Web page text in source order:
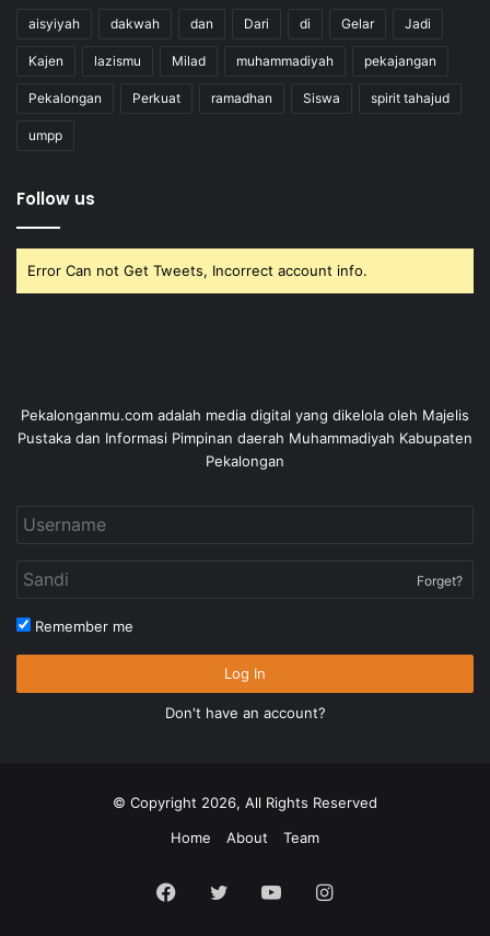
aisyiyah dakwah dan Dari di Gelar Jadi
Kajen lazismu Milad muhammadiyah pekajangan
Pekalongan Perkuat ramadhan Siswa spirit tahajud
umpp
Follow us
Error Can not Get Tweets, Incorrect account info.
Pekalonganmu.com adalah media digital yang dikelola oleh Majelis
Pustaka dan Informasi Pimpinan daerah Muhammadiyah Kabupaten
Pekalongan
Forget?
Remember me
Log In
Don't have an account?
© Copyright 2026, All Rights Reserved
Home
About Team
Facebook
Twitter YouTubeInstagram